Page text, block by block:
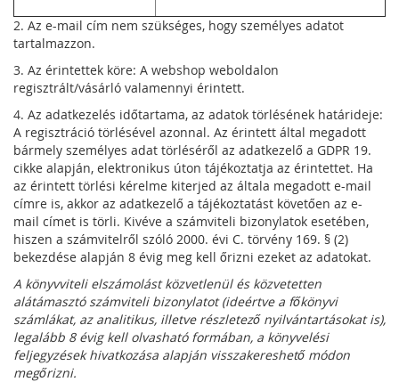
2. Az e-mail cím nem szükséges, hogy személyes adatot
tartalmazzon.
3. Az érintettek köre: A webshop weboldalon
regisztrált/vásárló valamennyi érintett.
4. Az adatkezelés időtartama, az adatok törlésének határideje:
A regisztráció törlésével azonnal. Az érintett által megadott
bármely személyes adat törléséről az adatkezelő a GDPR 19.
cikke alapján, elektronikus úton tájékoztatja az érintettet. Ha
az érintett törlési kérelme kiterjed az általa megadott e-mail
címre is, akkor az adatkezelő a tájékoztatást követően az e-
mail címet is törli. Kivéve a számviteli bizonylatok esetében,
hiszen a számvitelről szóló 2000. évi C. törvény 169. § (2)
bekezdése alapján 8 évig meg kell őrizni ezeket az adatokat.
A könyvviteli elszámolást közvetlenül és közvetetten
alátámasztó számviteli bizonylatot (ideértve a főkönyvi
számlákat, az analitikus, illetve részletező nyilvántartásokat is),
legalább 8 évig kell olvasható formában, a könyvelési
feljegyzések hivatkozása alapján visszakereshető módon
megőrizni.